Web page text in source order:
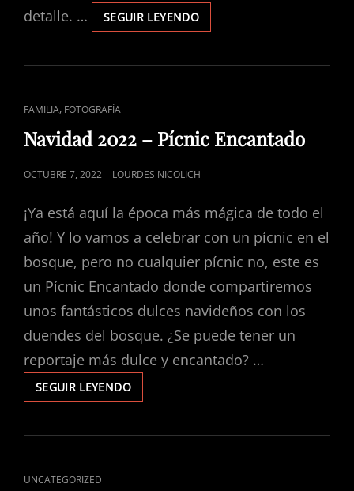
detalle. …
SEGUIR LEYENDO¡CÁSATE
CON
ART
ENLACES
DE
CATEGORÍAS
FAMILIA, FOTOGRAFÍA
Navidad 2022 – Pícnic Encantado
PUBLICADO
OCTUBRE 7, 2022 LOURDES NICOLICH
¡Ya está aquí la época más mágica de todo el
año! Y lo vamos a celebrar con un pícnic en el
bosque, pero no cualquier pícnic no, este es
un Pícnic Encantado donde compartiremos
unos fantásticos dulces navideños con los
duendes del bosque. ¿Se puede tener un
reportaje más dulce y encantado? …
SEGUIR LEYENDONAVIDAD
2022
PÍCNIC
ENLACES
UNCATEGORIZED